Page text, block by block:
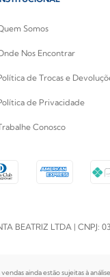
Somos
Nos Encontrar
de Trocas e
de Privacidade
Conosco
BEATRIZ LTDA |
ainda estão sujeitas à